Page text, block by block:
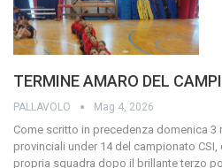
TERMINE AMARO DEL
PALLAVOLO Mag 4, 2026
Come scritto in precedenza domenica
provinciali under 14 del campionato CSI,
propria squadra dopo il brillante terzo